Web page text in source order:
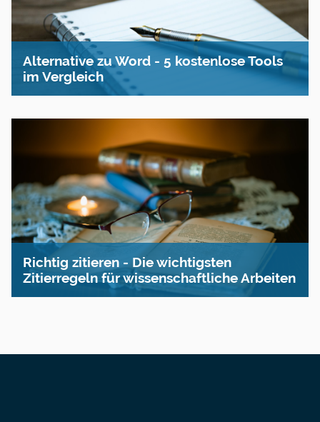
Alternative zu Word - 5 kostenlose Tools
im Vergleich
Richtig zitieren - Die wichtigsten
Zitierregeln für wissen­schaftliche Arbeiten